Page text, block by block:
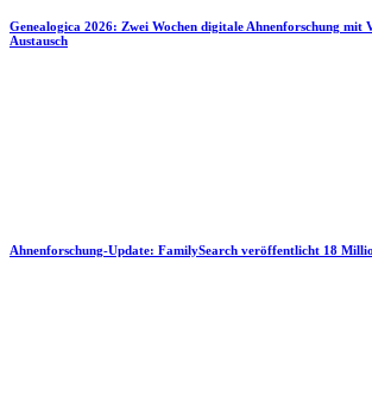
Genealogica 2026: Zwei Wochen digitale Ahnenforschung mit
Austausch
Ahnenforschung-Update: FamilySearch veröffentlicht 18